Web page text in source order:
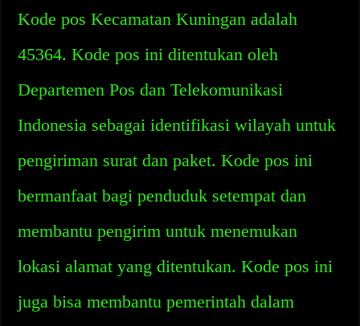
Kode pos Kecamatan Kuningan adalah
45364. Kode pos ini ditentukan oleh
Departemen Pos dan Telekomunikasi
Indonesia sebagai identifikasi wilayah untuk
pengiriman surat dan paket. Kode pos ini
bermanfaat bagi penduduk setempat dan
membantu pengirim untuk menemukan
lokasi alamat yang ditentukan. Kode pos ini
juga bisa membantu pemerintah dalam